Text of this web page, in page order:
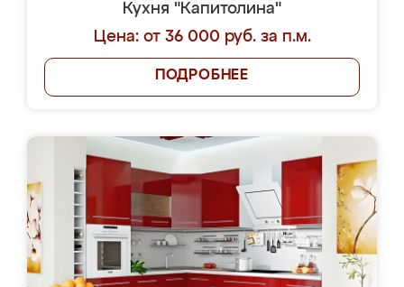
Кухня "Капитолина"
Цена: от 36 000 руб. за п.м.
ПОДРОБНЕЕ